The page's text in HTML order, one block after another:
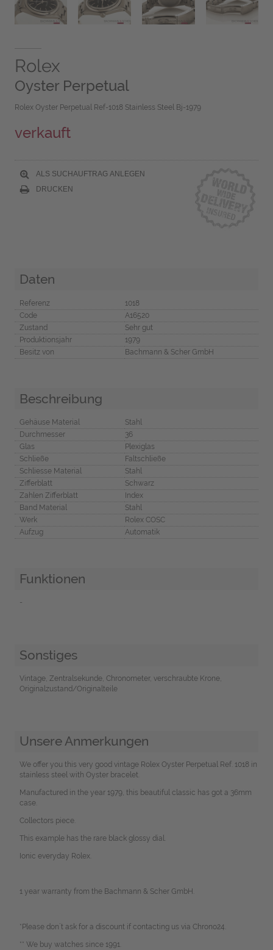
Rolex
Oyster Perpetual
Rolex Oyster Perpetual Ref-1018 Stainless Steel Bj-1979
verkauft
ALS SUCHAUFTRAG ANLEGEN
DRUCKEN
Daten
Referenz
1018
Code
A16520
Zustand
Sehr gut
Produktionsjahr
1979
Besitz von
Bachmann & Scher GmbH
Beschreibung
Gehäuse Material
Stahl
Durchmesser
36
Glas
Plexiglas
Schließe
Faltschließe
Schliesse Material
Stahl
Zifferblatt
Schwarz
Zahlen Zifferblatt
Index
Band Material
Stahl
Werk
Rolex COSC
Aufzug
Automatik
Funktionen
-
Sonstiges
Vintage, Zentralsekunde, Chronometer, verschraubte Krone,
Originalzustand/Originalteile
Unsere Anmerkungen
We offer you this very good vintage Rolex Oyster Perpetual Ref. 1018 in
stainless steel with Oyster bracelet.
Manufactured in the year 1979, this beautiful classic has got a 36mm
case.
Collectors piece.
This example has the rare black glossy dial.
Ionic everyday Rolex.
1 year warranty from the Bachmann & Scher GmbH.
*Please don`t ask for a discount if contacting us via Chrono24.
** We buy watches since 1991.